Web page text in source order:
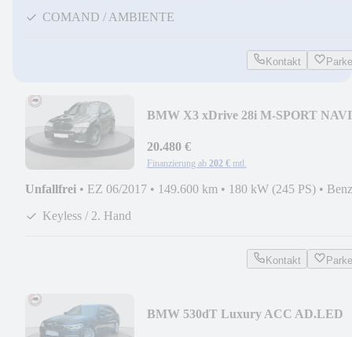
COMAND / AMBIENTE
Kontakt
BMW X3 xDrive 28i M-SPORT NAVI
20.480 €
Finanzierung ab 202 € mtl.
Unfallfrei • EZ 06/2017 • 149.600 km • 180 kW (245 PS) •
Keyless / 2. Hand
Kontakt
BMW 530dT Luxury ACC AD.LED